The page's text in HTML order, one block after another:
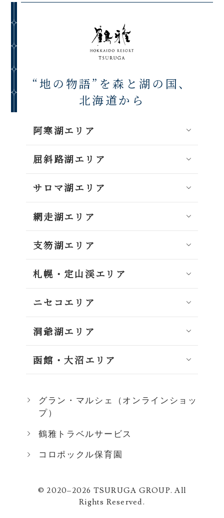
“地の物語”を森と湖の国、
北海道から
阿寒湖エリア
屈斜路湖エリア
サロマ湖エリア
網走湖エリア
支笏湖エリア
札幌・定山渓エリア
ニセコエリア
洞爺湖エリア
函館・大沼エリア
グラン・マルシェ（オンラインショッ
プ）
鶴雅トラベルサービス
コロポックル保育園
© 2020–2026 TSURUGA GROUP. All
Rights Reserved.